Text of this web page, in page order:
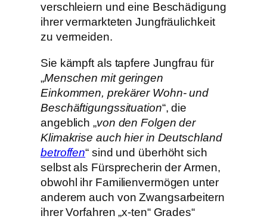
verschleiern und eine Beschädigung
ihrer vermarkteten Jungfräulichkeit
zu vermeiden.
Sie kämpft als tapfere Jungfrau für
„Menschen mit geringen
Einkommen, prekärer Wohn- und
Beschäftigungssituation“, die
angeblich „von den Folgen der
Klimakrise auch hier in Deutschland
betroffen“ sind und überhöht sich
selbst als Fürsprecherin der Armen,
obwohl ihr Familienvermögen unter
anderem auch von Zwangsarbeitern
ihrer Vorfahren „x-ten“ Grades“